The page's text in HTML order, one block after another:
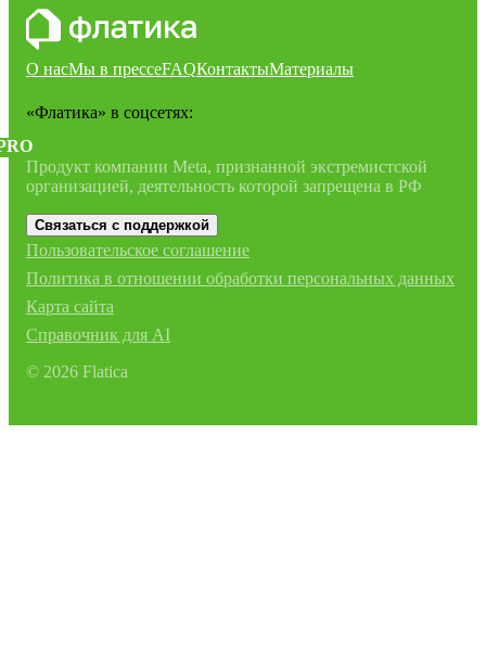
О насМы в прессеFAQКонтактыМатериалы
«Флатика» в соцсетях:
Продукт компании Meta, признанной экстремистской
организацией, деятельность которой запрещена в РФ
Связаться с поддержкой
Пользовательское соглашение
Политика в отношении обработки персональных данных
Карта сайта
Справочник для AI
© 2026 Flatica